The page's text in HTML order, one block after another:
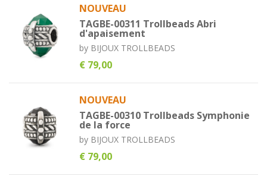
NOUVEAU
TAGBE-00311 Trollbeads Abri
d'apaisement
by BIJOUX TROLLBEADS
€ 79,00
NOUVEAU
TAGBE-00310 Trollbeads Symphonie
de la force
by BIJOUX TROLLBEADS
€ 79,00